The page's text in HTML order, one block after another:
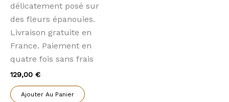
délicatement posé sur
des fleurs épanouies.
Livraison gratuite en
France. Paiement en
quatre fois sans frais
129,00 €
Ajouter Au Panier